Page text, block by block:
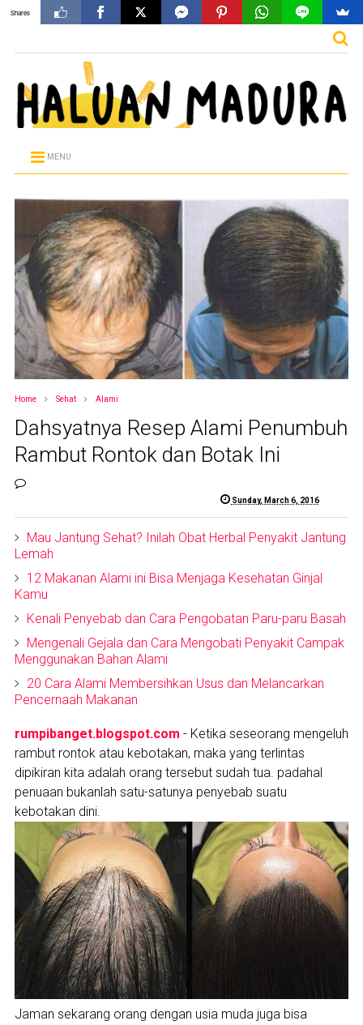
MENU
Home Sehat Alami
Dahsyatnya Resep Alami Penumbuh
Rambut Rontok dan Botak Ini
Sunday, March 6, 2016
Mau Jantung Sehat? Inilah Obat Herbal Penyakit Jantung
Lemah
12 Makanan Alami ini Bisa Menjaga Kesehatan Ginjal
Kamu
Kenali Penyebab dan Cara Pengobatan Paru-paru Basah
Mengenali Gejala dan Cara Mengobati Penyakit Campak
Menggunakan Bahan Alami
20 Cara Alami Membersihkan Usus dan Melancarkan
Pencernaah Makanan
rumpibanget.blogspot.com - Ketika seseorang mengeluh
rambut rontok atau kebotakan, maka yang terlintas
dipikiran kita adalah orang tersebut sudah tua. padahal
penuaan bukanlah satu-satunya penyebab suatu
kebotakan dini.
Jaman sekarang orang dengan usia muda juga bisa
Shares